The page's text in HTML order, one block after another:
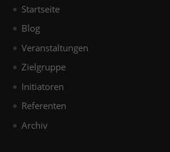
Startseite
Blog
Veranstaltungen
Zielgruppe
Initiatoren
Referenten
Archiv